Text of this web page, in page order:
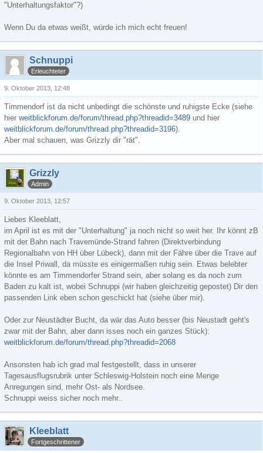
"Unterhaltungsfaktor"?)
Wenn Du da etwas weißt, würde ich mich echt freuen!
Schnuppi
Erleuchteter
9. Oktober 2013, 12:48
Timmendorf ist da nicht unbedingt die schönste und ruhigste Ecke (siehe
hier weitblickforum.de/forum/thread.php?threadid=3489 und hier
weitblickforum.de/forum/thread.php?threadid=3196).
Aber mal schauen, was Grizzly dir "rät".
Grizzly
Admin
9. Oktober 2013, 12:57
Liebes Kleeblatt,
im April ist es mit der "Unterhaltung" ja noch nicht so weit her. Ihr könnt zB
mit der Bahn nach Travemünde-Strand fahren (Direktverbindung
Regionalbahn von HH über Lübeck), dann mit der Fähre über die Trave auf
die Insel Priwall, da müsste es einigermaßen ruhig sein. Etwas belebter
könnte es am Timmendorfer Strand sein, aber solang es da noch zum
Baden zu kalt ist, wobei Schnuppi (wir haben gleichzeitig gepostet) Dir den
passenden Link eben schon geschickt hat (siehe über mir).
Oder zur Neustädter Bucht, da wär das Auto besser (bis Neustadt geht's
zwar mit der Bahn, aber dann isses noch ein ganzes Stück):
weitblickforum.de/forum/thread.php?threadid=2068
Ansonsten hab ich grad mal festgestellt, dass in unserer
Tagesausflugsrubrik unter Schleswig-Holstein noch eine Menge
Anregungen sind, mehr Ost- als Nordsee.
Schnuppi weiss sicher noch mehr..
Kleeblatt
Fortgeschrittener